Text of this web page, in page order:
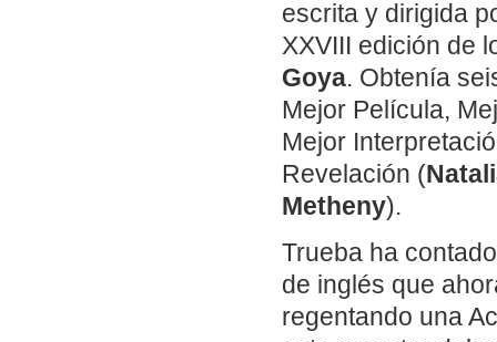
escrita y dirigida
XXVIII edición de
Goya. Obtenía
Mejor Película,
Mejor
Revelación (
Metheny).
Trueba ha
de inglés que
regentando una